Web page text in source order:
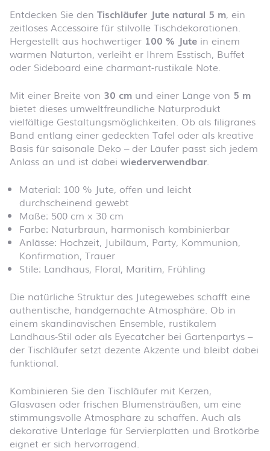
Entdecken Sie den Tischläufer Jute natural 5 m, ein
zeitloses Accessoire für stilvolle Tischdekorationen.
Hergestellt aus hochwertiger 100 % Jute in einem
warmen Naturton, verleiht er Ihrem Esstisch, Buffet
oder Sideboard eine charmant-rustikale Note.
Mit einer Breite von 30 cm und einer Länge von 5 m
bietet dieses umweltfreundliche Naturprodukt
vielfältige Gestaltungs­möglichkeiten. Ob als filigranes
Band entlang einer gedeckten Tafel oder als kreative
Basis für saisonale Deko – der Läufer passt sich jedem
Anlass an und ist dabei wiederverwendbar
Material: 100 % Jute, offen und leicht
durchscheinend gewebt
Maße: 500 cm x 30 cm
Farbe: Naturbraun, harmonisch kombinierbar
Anlässe: Hochzeit, Jubiläum, Party, Kommunion,
Konfirmation, Trauer
Stile: Landhaus, Floral, Maritim, Frühling
Die natürliche Struktur des Jutegewebes schafft eine
authentische, handgemachte Atmosphäre. Ob in
einem skandinavischen Ensemble, rustikalem
Landhaus-Stil oder als Eyecatcher bei Gartenpartys –
der Tischläufer setzt dezente Akzente und bleibt dabei
funktional.
Kombinieren Sie den Tischläufer mit Kerzen,
Glasvasen oder frischen Blumensträußen, um eine
stimmungsvolle Atmosphäre zu schaffen. Auch als
dekorative Unterlage für Servierplatten und Brotkörbe
eignet er sich hervorragend.